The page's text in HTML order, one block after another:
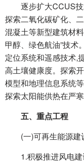
逐步扩大CCUS技
探索二氧化碳矿化、
混凝土等新型建筑材
甲醇、绿色航油”技术
定位系统和遥感技术,
高土壤健康度。探索
模型和地理信息系统
探索太阳能供热在严寒
五、重点工程
(一)可再生能源建
1.积极推进风电建